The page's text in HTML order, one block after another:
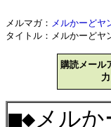
メルマガ： メルかーどヤ
タイトル：メルかーど
購読メール
力
■◆メル